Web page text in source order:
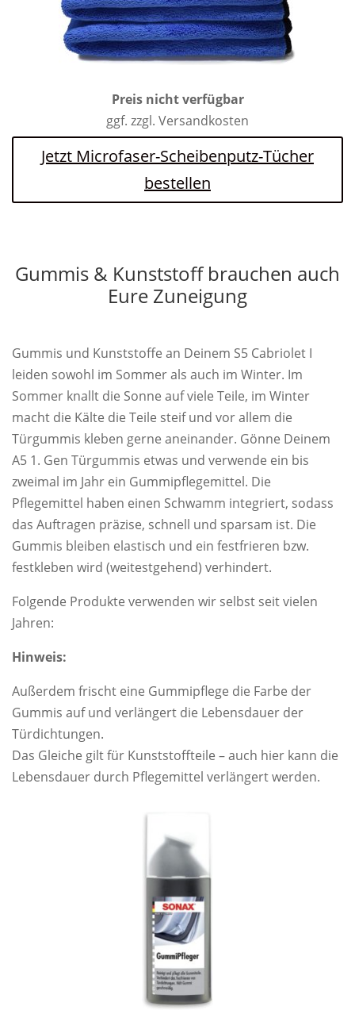
Preis nicht verfügbar
ggf. zzgl. Versandkosten
Jetzt Microfaser-Scheibenputz-Tücher
bestellen
Gummis & Kunststoff brauchen auch
Eure Zuneigung
Gummis und Kunststoffe an Deinem S5 Cabriolet I
leiden sowohl im Sommer als auch im Winter. Im
Sommer knallt die Sonne auf viele Teile, im Winter
macht die Kälte die Teile steif und vor allem die
Türgummis kleben gerne aneinander. Gönne Deinem
A5 1. Gen Türgummis etwas und verwende ein bis
zweimal im Jahr ein Gummipflegemittel. Die
Pflegemittel haben einen Schwamm integriert, sodass
das Auftragen präzise, schnell und sparsam ist. Die
Gummis bleiben elastisch und ein festfrieren bzw.
festkleben wird (weitestgehend) verhindert.
Folgende Produkte verwenden wir selbst seit vielen
Jahren:
Hinweis:
Außerdem frischt eine Gummipflege die Farbe der
Gummis auf und verlängert die Lebensdauer der
Türdichtungen.
Das Gleiche gilt für Kunststoffteile – auch hier kann die
Lebensdauer durch Pflegemittel verlängert werden.